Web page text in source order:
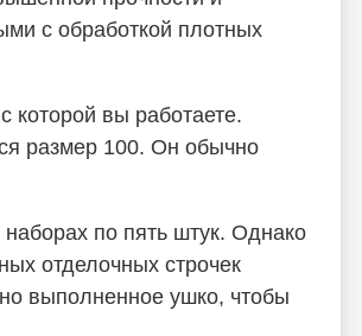
с обработкой плотных
которой вы работаете.
размер 100. Он обычно
по пять штук. Однако
отделочных строчек
выполненное ушко, чтобы